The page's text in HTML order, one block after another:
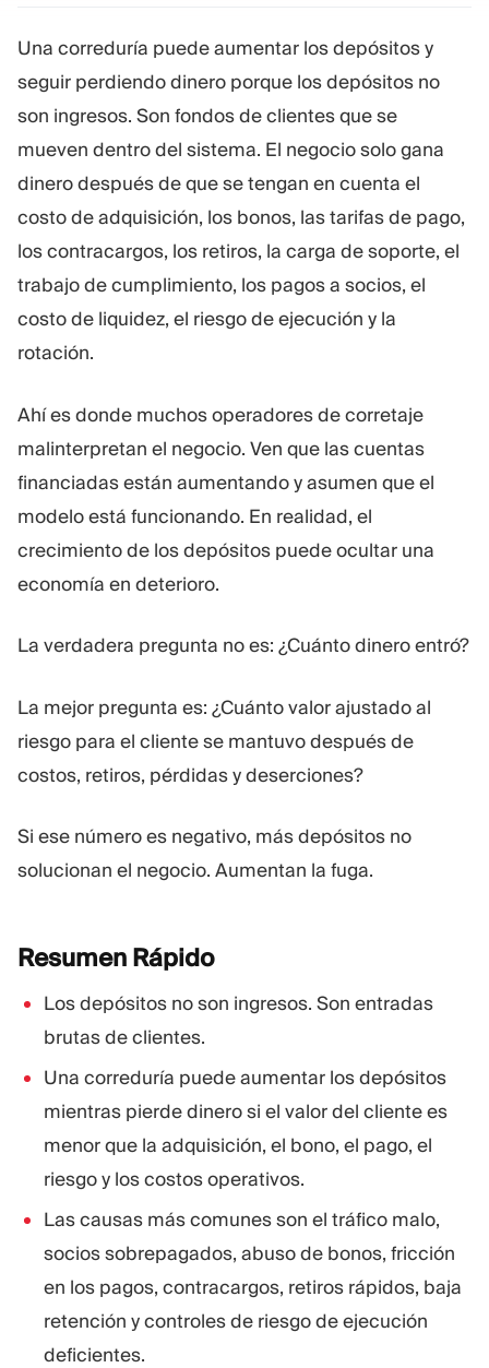
Una correduría puede aumentar los depósitos y
seguir perdiendo dinero porque los depósitos no
son ingresos. Son fondos de clientes que se
mueven dentro del sistema. El negocio solo gana
dinero después de que se tengan en cuenta el
costo de adquisición, los bonos, las tarifas de pago,
los contracargos, los retiros, la carga de soporte, el
trabajo de cumplimiento, los pagos a socios, el
costo de liquidez, el riesgo de ejecución y la
rotación.
Ahí es donde muchos operadores de corretaje
malinterpretan el negocio. Ven que las cuentas
financiadas están aumentando y asumen que el
modelo está funcionando. En realidad, el
crecimiento de los depósitos puede ocultar una
economía en deterioro.
La verdadera pregunta no es: ¿Cuánto dinero entró?
La mejor pregunta es: ¿Cuánto valor ajustado al
riesgo para el cliente se mantuvo después de
costos, retiros, pérdidas y deserciones?
Si ese número es negativo, más depósitos no
solucionan el negocio. Aumentan la fuga.
Resumen Rápido
Los depósitos no son ingresos. Son entradas
brutas de clientes.
Una correduría puede aumentar los depósitos
mientras pierde dinero si el valor del cliente es
menor que la adquisición, el bono, el pago, el
riesgo y los costos operativos.
Las causas más comunes son el tráfico malo,
socios sobrepagados, abuso de bonos, fricción
en los pagos, contracargos, retiros rápidos, baja
retención y controles de riesgo de ejecución
deficientes.
RECURSOS
Guía de marketing
Blog
Glosario
Tutoriales en vídeo
Calculadora
Plan de negocio
Sobre Nosotros
Equipo
Eventos
Números
Noticias de la empresa
Carreras
Sostenibilidad
SÍGUENOS